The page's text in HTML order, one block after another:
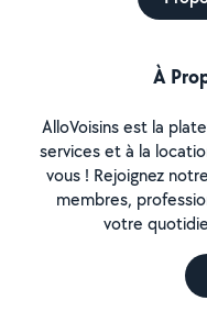
À
AlloVoisins est la
services et à la
vous ! Rejoignez
membres,
votre